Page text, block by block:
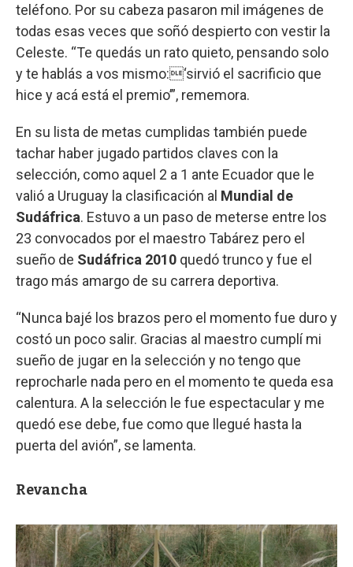
teléfono. Por su cabeza pasaron mil imágenes de
todas esas veces que soñó despierto con vestir la
Celeste. “Te quedás un rato quieto, pensando solo
y te hablás a vos mismo:‘sirvió el sacrificio que
hice y acá está el premio’”, rememora.
En su lista de metas cumplidas también puede
tachar haber jugado partidos claves con la
selección, como aquel 2 a 1 ante Ecuador que le
valió a Uruguay la clasificación al Mundial de
Sudáfrica. Estuvo a un paso de meterse entre los
23 convocados por el maestro Tabárez pero el
sueño de Sudáfrica 2010 quedó trunco y fue el
trago más amargo de su carrera deportiva.
“Nunca bajé los brazos pero el momento fue duro y
costó un poco salir. Gracias al maestro cumplí mi
sueño de jugar en la selección y no tengo que
reprocharle nada pero en el momento te queda esa
calentura. A la selección le fue espectacular y me
quedó ese debe, fue como que llegué hasta la
puerta del avión”, se lamenta.
Revancha